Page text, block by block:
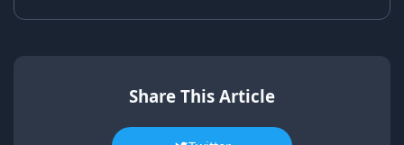
Share This Article